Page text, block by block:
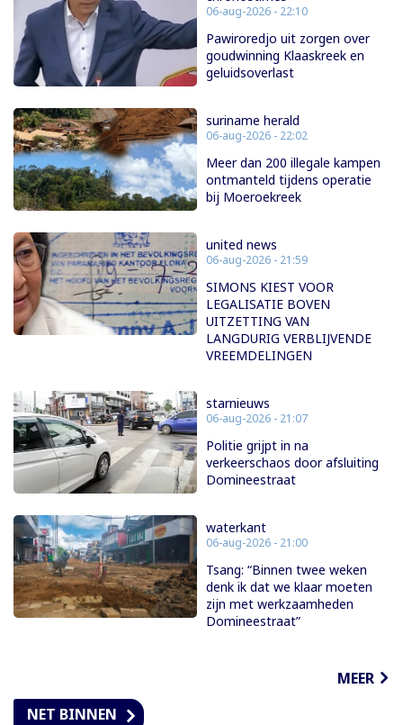
06-aug-2026 - 22:10
Pawiroredjo uit zorgen over
goudwinning Klaaskreek en
geluidsoverlast
suriname herald
06-aug-2026 - 22:02
Meer dan 200 illegale kampen
ontmanteld tijdens operatie
bij Moeroekreek
united news
06-aug-2026 - 21:59
SIMONS KIEST VOOR
LEGALISATIE BOVEN
UITZETTING VAN
LANGDURIG VERBLIJVENDE
VREEMDELINGEN
starnieuws
06-aug-2026 - 21:07
Politie grijpt in na
verkeerschaos door afsluiting
Domineestraat
waterkant
06-aug-2026 - 21:00
Tsang: “Binnen twee weken
denk ik dat we klaar moeten
zijn met werkzaamheden
Domineestraat”
MEER
NET BINNEN